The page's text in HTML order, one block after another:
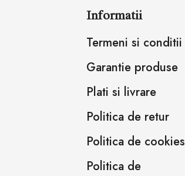
Informatii
Termeni si conditii
Garantie produse
Plati si livrare
Politica de retur
Politica de cookies
Politica de